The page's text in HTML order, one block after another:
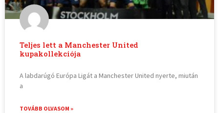
Teljes lett a Manchester United
kupakollekciója
A labdarúgó Európa Ligát a Manchester United nyerte, miután
a
TOVÁBB OLVASOM »